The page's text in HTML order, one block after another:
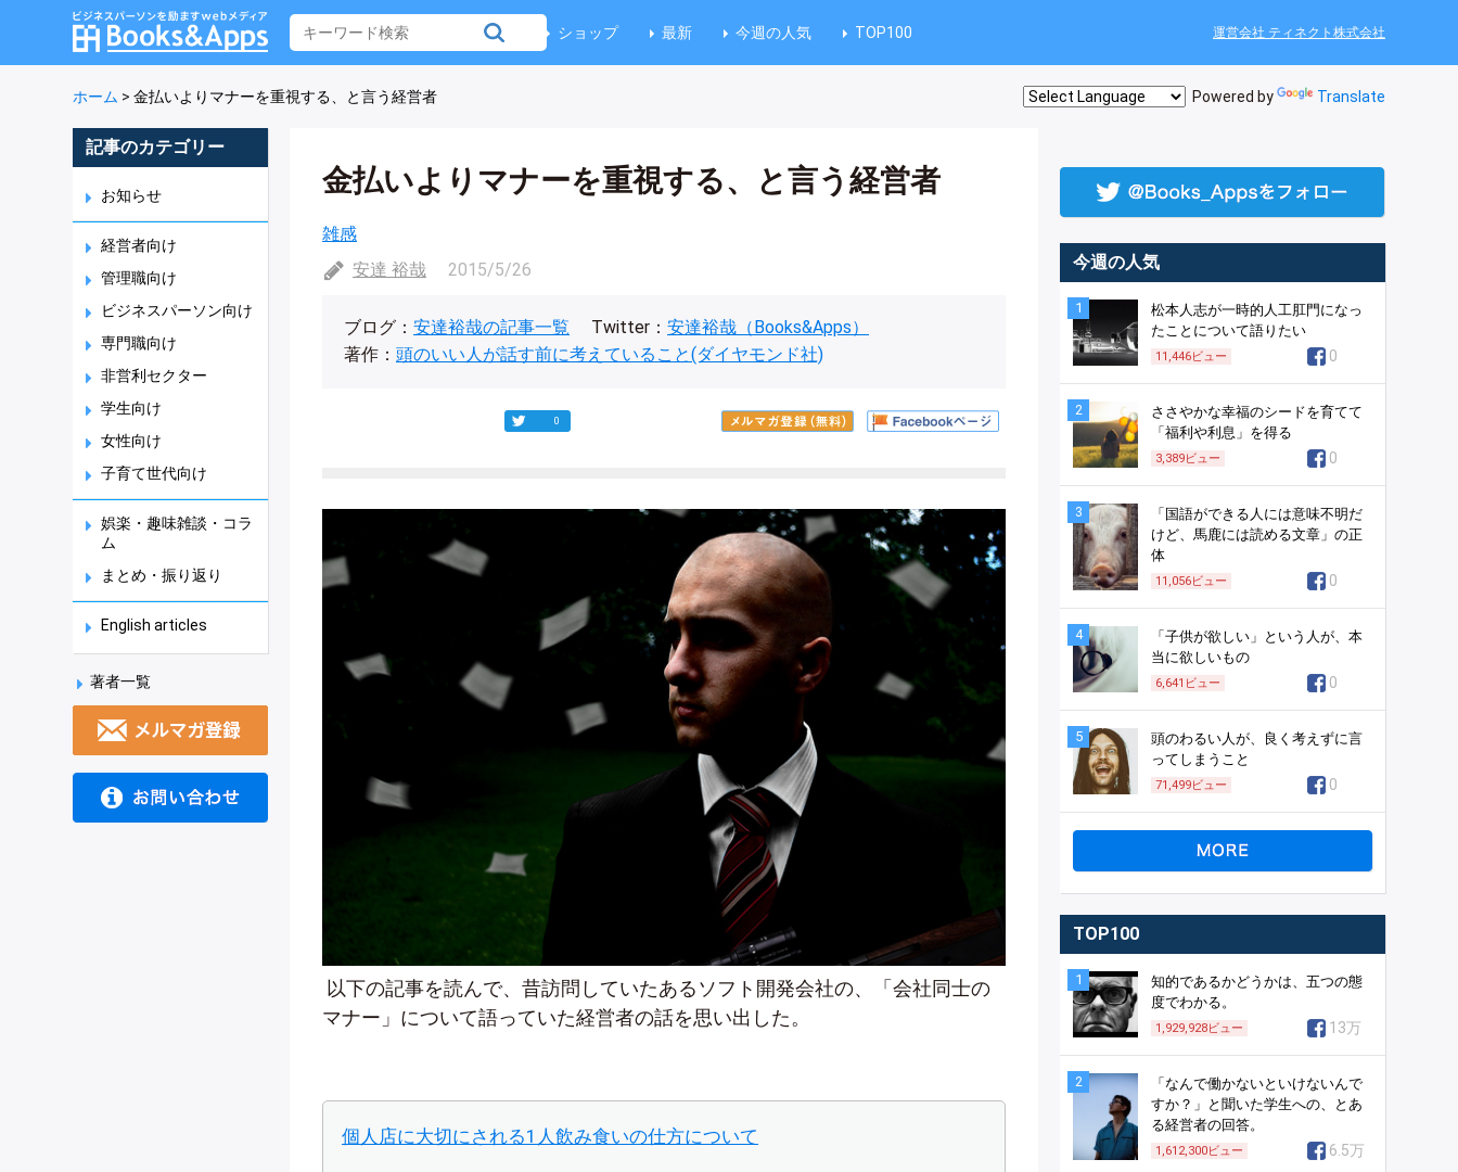
ショップ 最新 今週の人気 TOP100 運営会社 ティネクト株式会社
ホーム > 金払いよりマナーを重視する、と言う経営者 Powered by Translate
記事のカテゴリー
お知らせ
経営者向け
管理職向け
ビジネスパーソン向け
専門職向け
非営利セクター
学生向け
女性向け
子育て世代向け
娯楽・趣味雑談・コラ
ム
まとめ・振り返り
English articles
著者一覧
金払いよりマナーを重視する、と言う経営者
雑感
安達 裕哉
2015/5/26
ブログ： 安達裕哉の記事一覧 Twitter： 安達裕哉（Books&Apps）
著作： 頭のいい人が話す前に考えていること(ダイヤモンド社)
0
以下の記事を読んで、昔訪問していたあるソフト開発会社の、「会社同士の
マナー」について語っていた経営者の話を思い出した。
個人店に大切にされる1人飲み食いの仕方について
今週の人気
1
松本人志が一時的人工肛門になっ
たことについて語りたい
11,446ビュー 0
2
ささやかな幸福のシードを育てて
「福利や利息」を得る
3,389ビュー 0
3
「国語ができる人には意味不明だ
けど、馬鹿には読める文章」の正
体
11,056ビュー 0
4
「子供が欲しい」という人が、本
当に欲しいもの
6,641 ビュー 0
5
頭のわるい人が、良く考えずに言
ってしまうこと
71,499ビュー 0
TOP100
1
知的であるかどうかは、五つの態
度でわかる。
1,929,928ビュー 13万
2
「なんで働かないといけないんで
すか？」と聞いた学生への、とあ
る経営者の回答。
1,612,300ビュー 6.5万